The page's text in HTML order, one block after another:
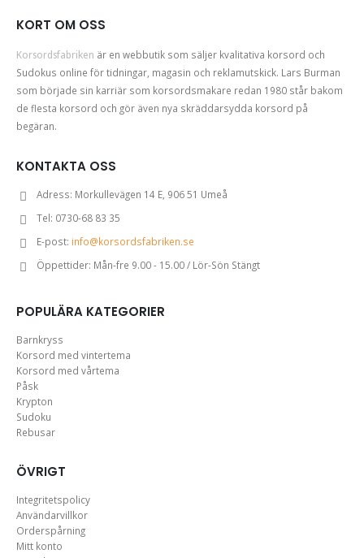
KORT OM OSS
Korsordsfabriken är en webbutik som säljer kvalitativa korsord och
Sudokus online för tidningar, magasin och reklamutskick. Lars Burman
som började sin karriär som korsordsmakare redan 1980 står bakom
de flesta korsord och gör även nya skräddarsydda korsord på
begäran.
KONTAKTA OSS
Adress: Morkullevägen 14 E, 906 51 Umeå
Tel: 0730-68 83 35
E-post: info@korsordsfabriken.se
Öppettider: Mån-fre 9.00 - 15.00 / Lör-Sön Stängt
POPULÄRA KATEGORIER
Barnkryss
Korsord med vintertema
Korsord med vårtema
Påsk
Krypton
Sudoku
Rebusar
ÖVRIGT
Integritetspolicy
Användarvillkor
Orderspårning
Mitt konto